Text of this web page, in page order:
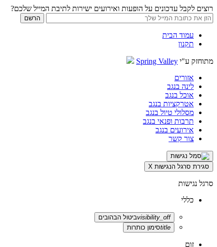
רוצים לקבל עדכונים על הופעות ואירועים ישירות לתיבת המייל שלכם?
עמוד הבית
תקנון
מתוחזק ע"י Spring Valley
אזורים
לינה בנגב
אוכל בנגב
אטרקציות בנגב
מסלולי טיול בנגב
תרבות ופנאי בנגב
אירועים בנגב
צור קשר
סגירת סרגל הנגישות X
סרגל נגישות
כללי
visibility_offביטול הבהובים
titleסימון כותרות
זום